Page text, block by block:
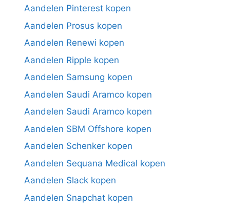
Aandelen Pinterest kopen
Aandelen Prosus kopen
Aandelen Renewi kopen
Aandelen Ripple kopen
Aandelen Samsung kopen
Aandelen Saudi Aramco kopen
Aandelen Saudi Aramco kopen
Aandelen SBM Offshore kopen
Aandelen Schenker kopen
Aandelen Sequana Medical kopen
Aandelen Slack kopen
Aandelen Snapchat kopen